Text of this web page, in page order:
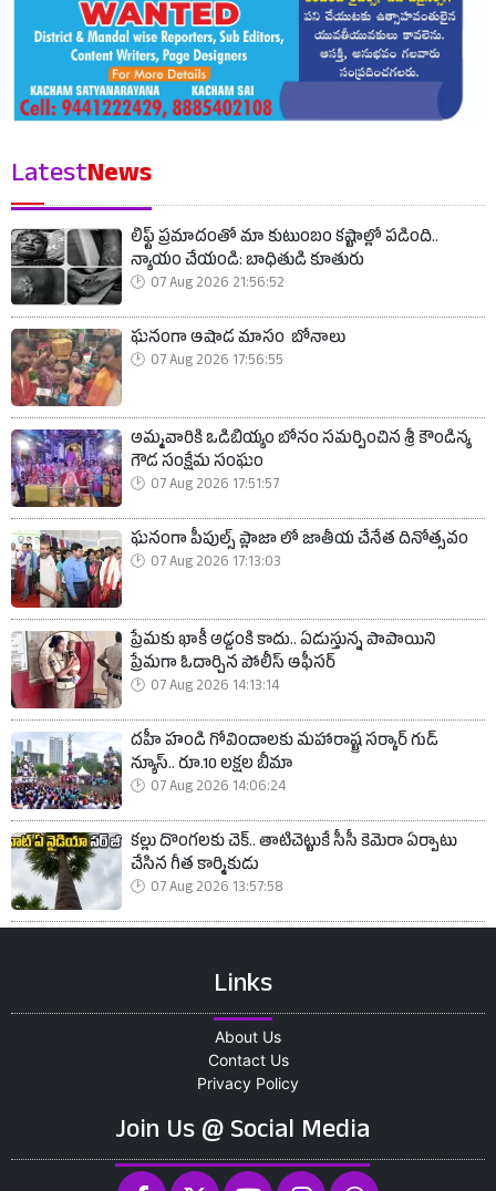
LatestNews
లిఫ్ట్ ప్రమాదంతో మా కుటుంబం కష్టాల్లో పడింది..
న్యాయం చేయండి: బాధితుడి కూతురు
07 Aug 2026 21:56:52
ఘనంగా ఆషాడ మాసం బోనాలు
07 Aug 2026 17:56:55
అమ్మవారికి ఒడిబియ్యం బోనం సమర్పించిన శ్రీ కౌండిన్య
గౌడ సంక్షేమ సంఘం
07 Aug 2026 17:51:57
ఘనంగా పీపుల్స్ ప్లాజా లో జాతీయ చేనేత దినోత్సవం
07 Aug 2026 17:13:03
ప్రేమకు ఖాకీ అడ్డంకి కాదు.. ఏడుస్తున్న పాపాయిని
ప్రేమగా ఓదార్చిన పోలీస్ ఆఫీసర్
07 Aug 2026 14:13:14
దహీ హండి గోవిందాలకు మహారాష్ట్ర సర్కార్ గుడ్
న్యూస్.. రూ.10 లక్షల బీమా
07 Aug 2026 14:06:24
కల్లు దొంగలకు చెక్.. తాటిచెట్టుకే సీసీ కెమెరా ఏర్పాటు
చేసిన గీత కార్మికుడు
07 Aug 2026 13:57:58
Links
About Us
Contact Us
Privacy Policy
Join Us @ Social Media